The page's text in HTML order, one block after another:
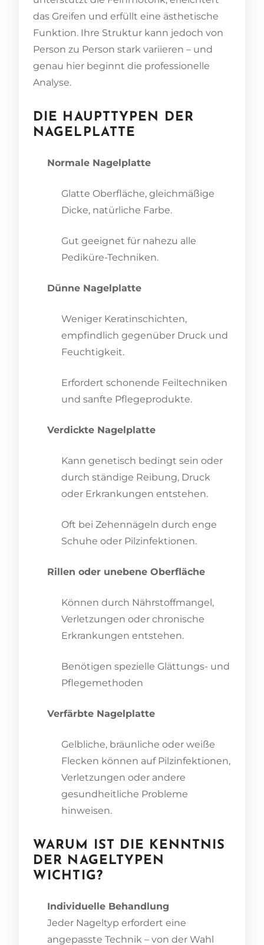
das Greifen und erfüllt eine ästhetische
Funktion. Ihre Struktur kann jedoch von
Person zu Person stark variieren – und
genau hier beginnt die professionelle
Analyse.
DIE HAUPTTYPEN DER
NAGELPLATTE
Normale Nagelplatte
Glatte Oberfläche, gleichmäßige
Dicke, natürliche Farbe.
Gut geeignet für nahezu alle
Pediküre-Techniken.
Dünne Nagelplatte
Weniger Keratinschichten,
empfindlich gegenüber Druck und
Feuchtigkeit.
Erfordert schonende Feiltechniken
und sanfte Pflegeprodukte.
Verdickte Nagelplatte
Kann genetisch bedingt sein oder
durch ständige Reibung, Druck
oder Erkrankungen entstehen.
Oft bei Zehennägeln durch enge
Schuhe oder Pilzinfektionen.
Rillen oder unebene Oberfläche
Können durch Nährstoffmangel,
Verletzungen oder chronische
Erkrankungen entstehen.
Benötigen spezielle Glättungs- und
Pflegemethoden
Verfärbte Nagelplatte
Gelbliche, bräunliche oder weiße
Flecken können auf Pilzinfektionen,
Verletzungen oder andere
gesundheitliche Probleme
hinweisen.
WARUM IST DIE KENNTNIS
DER NAGELTYPEN
WICHTIG?
Individuelle Behandlung
Jeder Nageltyp erfordert eine
angepasste Technik – von der Wahl